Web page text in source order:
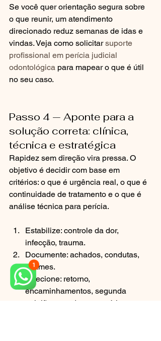
Se você quer orientação segura sobre
o que reunir, um atendimento
direcionado reduz semanas de idas e
vindas. Veja como solicitar suporte
profissional em perícia judicial
odontológica para mapear o que é útil
no seu caso.
Passo 4 — Aponte para a
solução correta: clínica,
técnica e estratégica
Rapidez sem direção vira pressa. O
objetivo é decidir com base em
critérios: o que é urgência real, o que é
continuidade de tratamento e o que é
análise técnica para perícia.
Estabilize: controle da dor,
infecção, trauma.
Documente: achados, condutas,
exames.
Direcione: retorno,
encaminhamentos, segunda
opinião quando necessário.